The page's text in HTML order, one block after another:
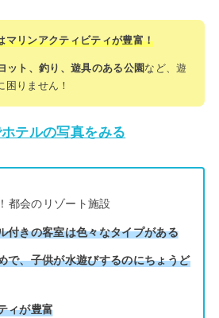
マリンアクティビティが豊富！
ット、釣り、遊具のある公園 など、遊
困りません！
テルの写真をみる
都会のリゾート施設
付きの客室は色々なタイプがある
で、子供が水遊びするのにちょうど
ィが豊富